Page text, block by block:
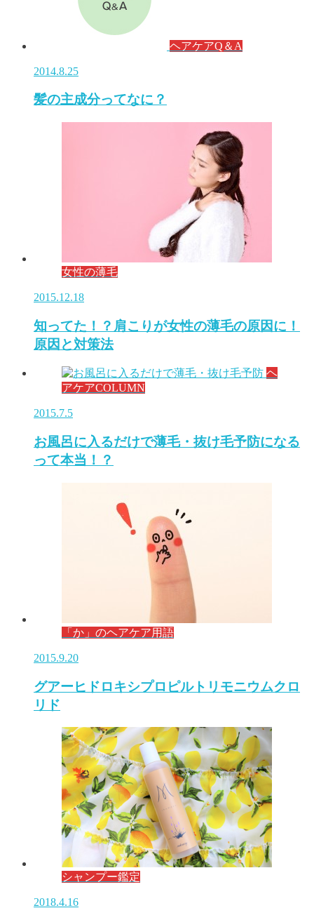
ヘアケアQ＆A
2014.8.25
髪の主成分ってなに？
女性の薄毛
2015.12.18
知ってた！？肩こりが女性の薄毛の原因に！
原因と対策法
ヘ
アケアCOLUMN
2015.7.5
お風呂に入るだけで薄毛・抜け毛予防になる
って本当！？
「か」のヘアケア用語
2015.9.20
グアーヒドロキシプロピルトリモニウムクロ
リド
シャンプー鑑定
2018.4.16